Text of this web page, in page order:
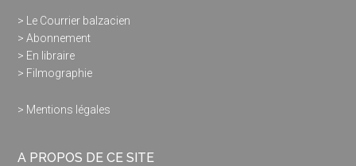
> Le Courrier balzacien
> Abonnement
> En libraire
> Filmographie
> Mentions légales
A PROPOS DE CE SITE